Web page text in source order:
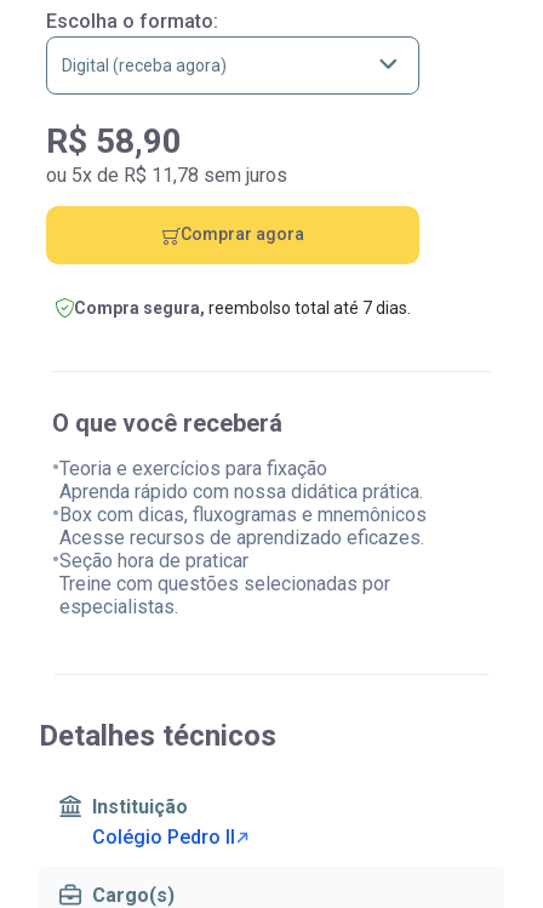
O que você receberá
•Teoria e exercícios para fixação
Aprenda rápido com nossa didática prática.
•Box com dicas, fluxogramas e mnemônicos
Acesse recursos de aprendizado eficazes.
•Seção hora de praticar
Treine com questões selecionadas por
especialistas.
Escolha o formato:
R$ 58,90
ou 5x de R$ 11,78 sem juros
Comprar agora
Compra segura, reembolso total até 7 dias.
Detalhes técnicos
Instituição
Colégio Pedro II
Cargo(s)